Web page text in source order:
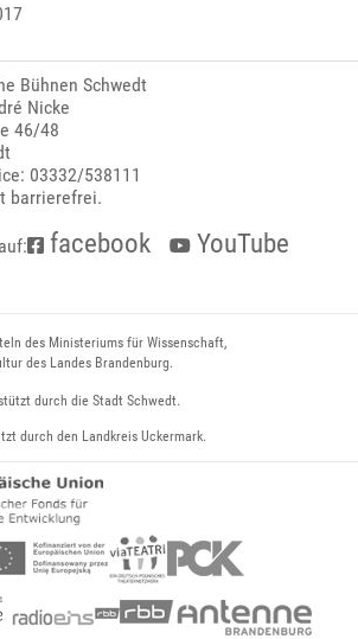
Bühnen Schwedt
Nicke
46/48
03332/538111
barrierefrei.
facebook
YouTube
des Ministeriums für Wissenschaft,
des Landes Brandenburg.
durch die Stadt Schwedt.
durch den Landkreis Uckermark.